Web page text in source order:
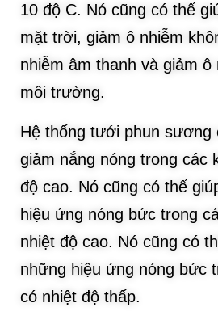
10 độ C. Nó cũng có thể
mặt trời, giảm ô nhiễm
nhiễm âm thanh và giảm ô
môi trường.
Hệ thống tưới phun sương
giảm nắng nóng trong các
độ cao. Nó cũng có thể
hiệu ứng nóng bức trong
nhiệt độ cao. Nó cũng có
những hiệu ứng nóng bức
có nhiệt độ thấp.